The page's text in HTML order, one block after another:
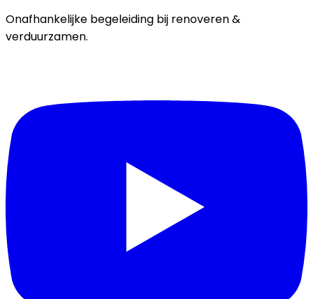
Onafhankelijke begeleiding bij renoveren &
verduurzamen.